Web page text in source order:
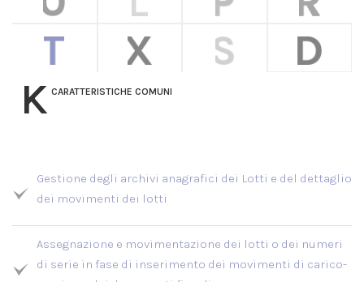
K CARATTERISTICHE COMUNI
Gestione degli archivi anagrafici dei Lotti e del dettaglio
dei movimenti dei lotti
Assegnazione e movimentazione dei lotti o dei numeri
di serie in fase di inserimento dei movimenti di carico-